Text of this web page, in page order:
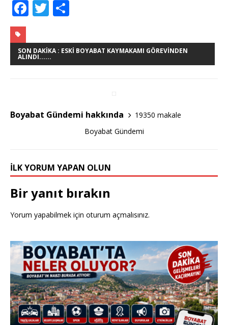
F
c
e
o
k
T
it
te
ar
e
SON DAKIKA : ESKI BOYABAT KAYMAKAMI GÖREVINDEN
ALINDI......
Boyabat Gündemi hakkında
19350 makale
Boyabat Gündemi
İLK YORUM YAPAN OLUN
Bir yanıt bırakın
Yorum yapabilmek için oturum açmalısınız.